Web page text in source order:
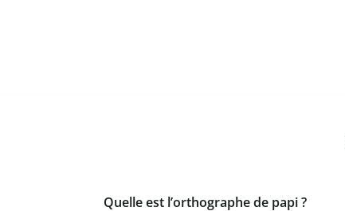
Quelle est l’orthographe de papi ?